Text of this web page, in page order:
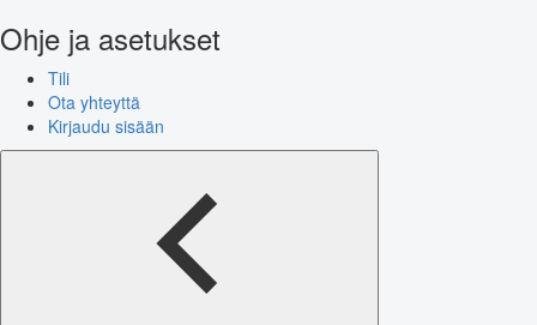
Ohje ja asetukset
Tili
Ota yhteyttä
Kirjaudu sisään